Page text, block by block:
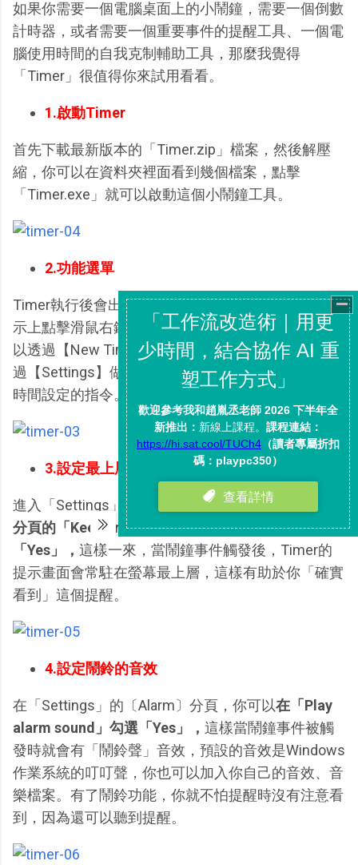
如果你需要一個電腦桌面上的小鬧鐘，需要一個倒數
計時器，或者需要一個重要事件的提醒工具、一個電
腦使用時間的自我克制輔助工具，那麼我覺得
「Timer」很值得你來試用看看。
1.啟動Timer
首先下載最新版本的「Timer.zip」檔案，然後解壓
縮，你可以在資料夾裡面看到幾個檔案，點擊
「Timer.exe」就可以啟動這個小鬧鐘工具。
2.功能選單
Timer執行後會出現在右下角系統列通知區，在其圖
示上點擊滑鼠右鍵，就可以打開【功能選單】，你可
以透過【New Timer】來新增一個鬧鐘提醒事件，透
過【Settings】做基本設定，透過【About】來查看
時間設定的指令。
3.設定最上層顯示
進入「Settings」對話盒，你可以在〔Behaviors〕
分頁的「Keep ar top after alarm」項目勾選
「Yes」， 這樣一來，當鬧鐘事件觸發後，Timer的
提示畫面會常駐在螢幕最上層，這樣有助於你「確實
看到」這個提醒。
4.設定鬧鈴的音效
在「Settings」的〔Alarm〕分頁，你可以在「Play
alarm sound」勾選「Yes」， 這樣當鬧鐘事件被觸
發時就會有「鬧鈴聲」音效，預設的音效是Windows
作業系統的叮叮聲，你也可以加入你自己的音效、音
樂檔案。有了鬧鈴功能，你就不怕提醒時沒有注意看
到，因為還可以聽到提醒。